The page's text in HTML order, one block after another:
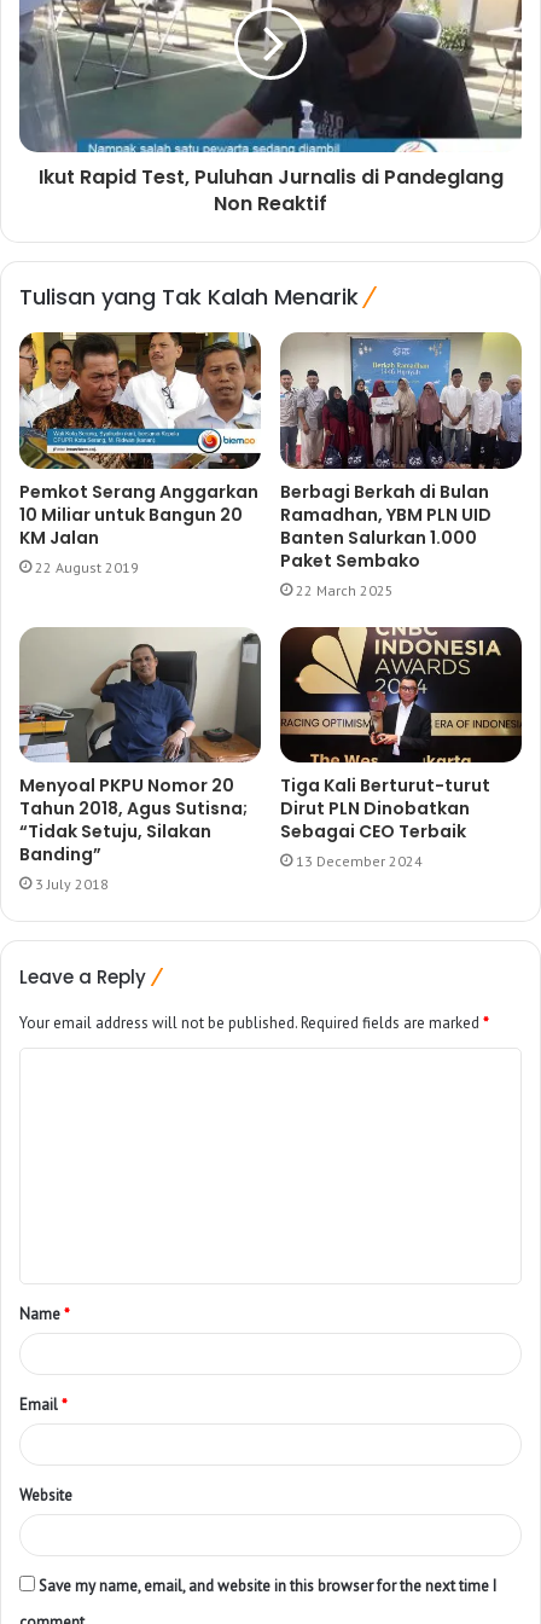
Ikut Rapid Test, Puluhan Jurnalis di Pandeglang
Non Reaktif
Tulisan yang Tak Kalah Menarik
Pemkot Serang Anggarkan
10 Miliar untuk Bangun 20
KM Jalan
22 August 2019
Berbagi Berkah di Bulan
Ramadhan, YBM PLN UID
Banten Salurkan 1.000
Paket Sembako
22 March 2025
Menyoal PKPU Nomor 20
Tahun 2018, Agus Sutisna;
“Tidak Setuju, Silakan
Banding”
3 July 2018
Tiga Kali Berturut-turut
Dirut PLN Dinobatkan
Sebagai CEO Terbaik
13 December 2024
Leave a Reply
Your email address will not be published.Required fields are marked *
Name*
Email*
Website
Save my name, email, and website in this browser for the next time I